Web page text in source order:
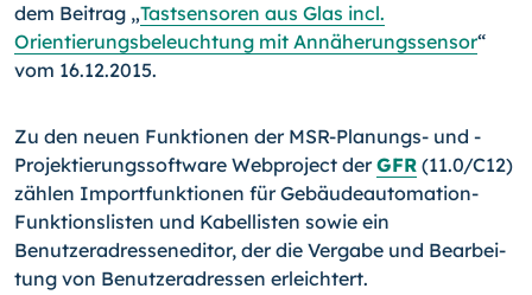
dem Beitrag „Tastsensoren aus Glas incl.
Orientierungsbe­leuchtung mit Annäherungssensor“
vom 16.12.2015.
Zu den neuen Funktionen der MSR-Planungs- und -
Projektierungssoftware Webpro­ject derGFR (11.0/C12)
zählen Importfunktionen für Gebäudeautomation-
Funktions­listen und Kabellisten sowie ein
Benutzeradresseneditor, der die Vergabe und Bearbei­
tung von Benutzeradressen erleichtert.